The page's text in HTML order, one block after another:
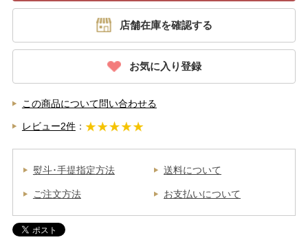
お気に入り登録
店舗在庫を確認する
この商品について問い合わせる
レビュー2件：
熨斗･手提指定方法 送料について
ご注文方法 お支払いについて